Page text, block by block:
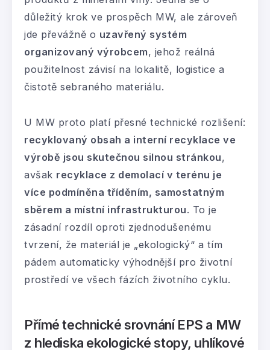
důležitý krok ve prospěch MW, ale zároveň
jde převážně o uzavřený systém
organizovaný výrobcem, jehož reálná
použitelnost závisí na lokalitě, logistice a
čistotě sebraného materiálu.
U MW proto platí přesné technické rozlišení:
recyklovaný obsah a interní recyklace ve
výrobě jsou skutečnou silnou stránkou,
avšak recyklace z demolací v terénu je
více podmíněna tříděním, samostatným
sběrem a místní infrastrukturou. To je
zásadní rozdíl oproti zjednodušenému
tvrzení, že materiál je „ekologický“ a tím
pádem automaticky výhodnější pro životní
prostředí ve všech fázích životního cyklu.
Přímé technické srovnání EPS a MW
z hlediska ekologické stopy, uhlíkové